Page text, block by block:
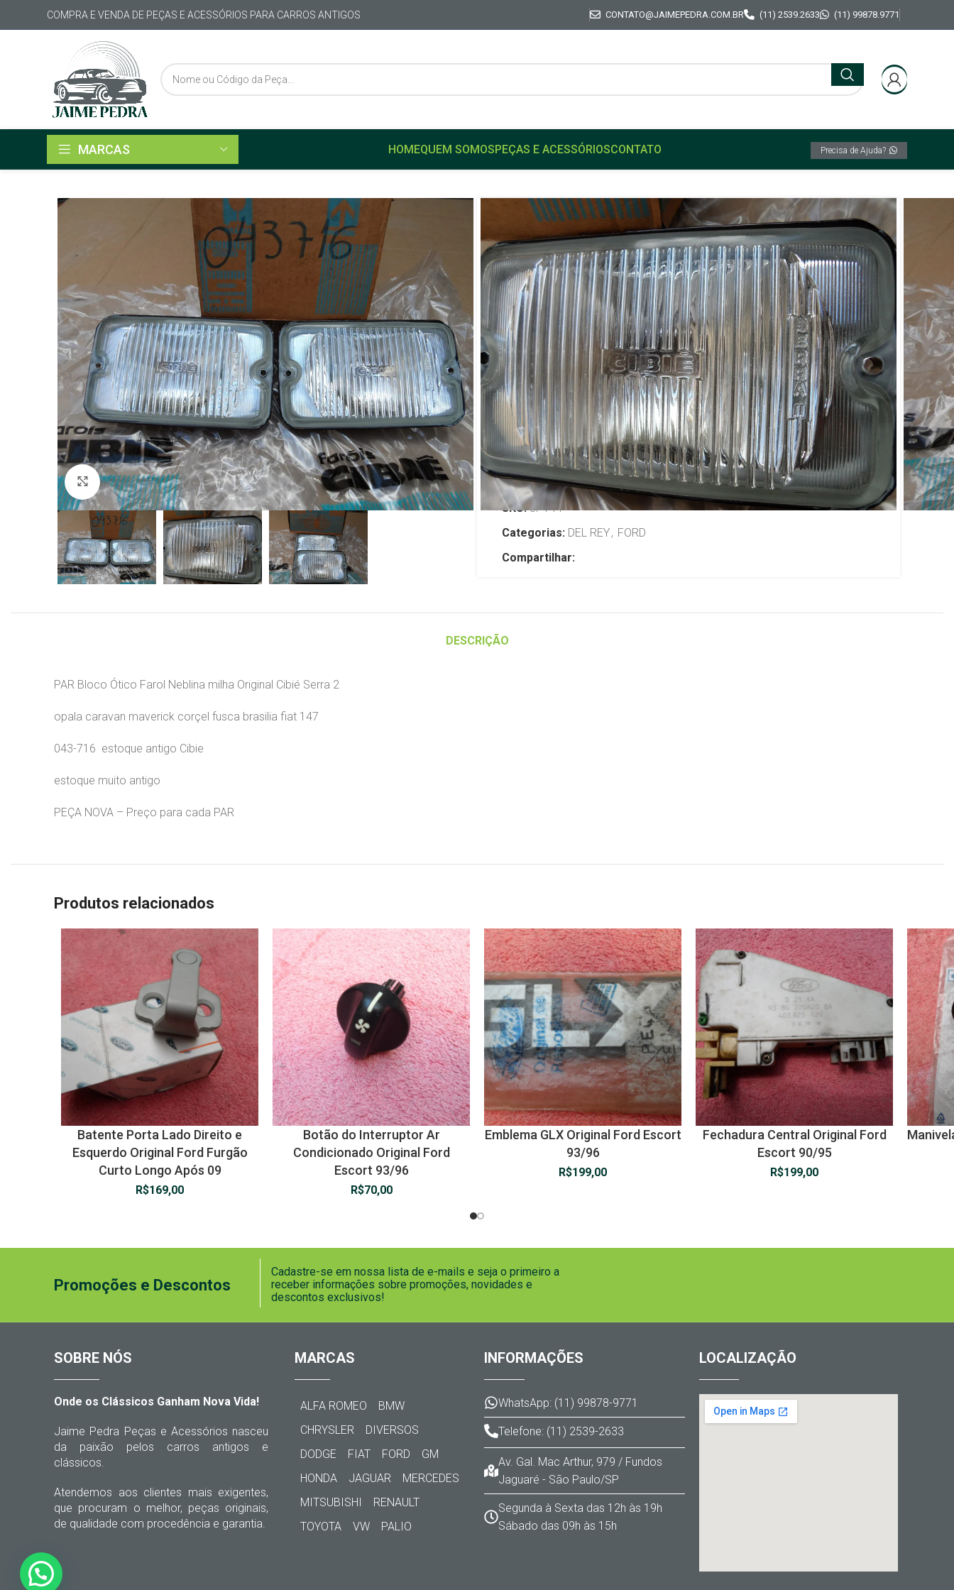
COMPRA E VENDA DE PEÇAS E ACESSÓRIOS PARA CARROS ANTIGOS CONTATO@JAIMEPEDRA.COM.BR (11) 2539.2633 (11) 99878.9771
MARCAS HOMEQUEM SOMOSPEÇAS E ACESSÓRIOSCONTATO Precisa de Ajuda?
Click to enlarge
DEL REY
Par Bloco Ótico Farol auxiliar Neblina milha Original Cibié Serra 2 Raiado
antigo
Par Bloco Ótico Farol auxiliar
Neblina milha Original Cibié Serra 2
Raiado antigo
R$ 699,00
TENHO INTERESSE
SKU:JP144
Categorias: DEL REY, FORD
Compartilhar:
DESCRIÇÃO
PAR Bloco Ótico Farol Neblina milha Original Cibié Serra 2
opala caravan maverick corçel fusca brasilia fiat 147
043-716 estoque antigo Cibie
estoque muito antigo
PEÇA NOVA – Preço para cada PAR
Produtos relacionados
Batente Porta Lado Direito e
Esquerdo Original Ford Furgão
Curto Longo Após 09
R$169,00
Botão do Interruptor Ar
Condicionado Original Ford
Escort 93/96
R$70,00
Emblema GLX Original Ford Escort
93/96
R$199,00
Fechadura Central Original Ford
Escort 90/95
R$199,00
Promoções e Descontos
Cadastre-se em nossa lista de e-mails e seja o primeiro a
receber informações sobre promoções, novidades e
descontos exclusivos!
SOBRE NÓS
Onde os Clássicos Ganham Nova Vida!
Jaime Pedra Peças e Acessórios nasceu
da paixão pelos carros antigos e
clássicos.
Atendemos aos clientes mais exigentes,
que procuram o melhor, peças originais,
de qualidade com procedência e garantia.
MARCAS
ALFA ROMEO
BMW
CHRYSLER
DIVERSOS
DODGE
FIAT FORD
GM
HONDA
JAGUAR
MERCEDES
MITSUBISHI
RENAULT
TOYOTA
VW PALIO
INFORMAÇÕES
WhatsApp: (11) 99878-9771
Telefone: (11) 2539-2633
Av. Gal. Mac Arthur, 979 / Fundos
Jaguaré - São Paulo/SP
Segunda à Sexta das 12h às 19h
Sábado das 09h às 15h
LOCALIZAÇÃO